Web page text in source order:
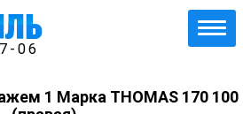
06
1 Марка THOMAS 170 100